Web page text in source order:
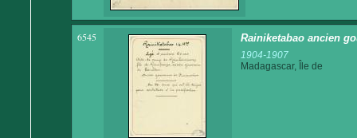
6545 Rainiketabao ancien
1904-1907
Madagascar, Île de